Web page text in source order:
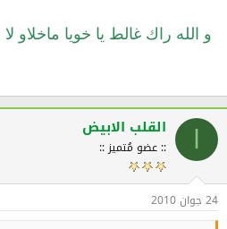
والله واحد ما يقدم
و الله راك غالط يا خويا ماخلاو
القلب الابيض
:: عضو مُتميز ::
24 جوان 2010